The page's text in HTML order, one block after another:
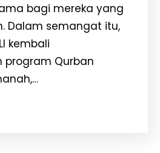
bagi mereka yang
Dalam semangat itu,
kembali
program Qurban